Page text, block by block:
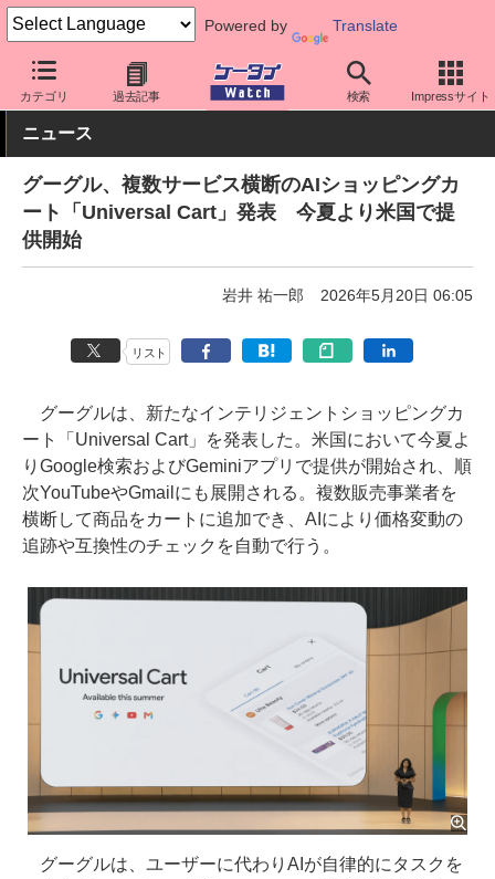
Powered by Translate
カテゴリ 過去記事 検索 Impressサイト
ケータイ Watch 業界動向 Google
ニュース
グーグル、複数サービス横断のAIショッピングカ
ート「Universal Cart」発表 今夏より米国で提
供開始
岩井 祐一郎 2026年5月20日 06:05
リスト
グーグルは、新たなインテリジェントショッピングカ
ート「Universal Cart」を発表した。米国において今夏よ
りGoogle検索およびGeminiアプリで提供が開始され、順
次YouTubeやGmailにも展開される。複数販売事業者を
横断して商品をカートに追加でき、AIにより価格変動の
追跡や互換性のチェックを自動で行う。
グーグルは、ユーザーに代わりAIが自律的にタスクを